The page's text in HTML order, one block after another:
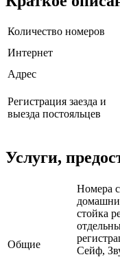
Количество номеров
Интернет
Адрес
Регистрация заезда и
выезда постояльцев
Услуги,
Общие
Номера
стойка
Сейф,